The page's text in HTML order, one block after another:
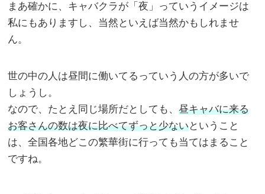
まあ確かに、キャバクラが「夜」っていうイメージは
私にもありますし、当然といえば当然かもしれませ
ん。
世の中の人は昼間に働いてるっていう人の方が多いで
しょうし。
なので、たとえ同じ場所だとしても、昼キャバに来る
お客さんの数は夜に比べてずっと少ないということ
は、全国各地どこの繁華街に行っても当てはまること
ですね。